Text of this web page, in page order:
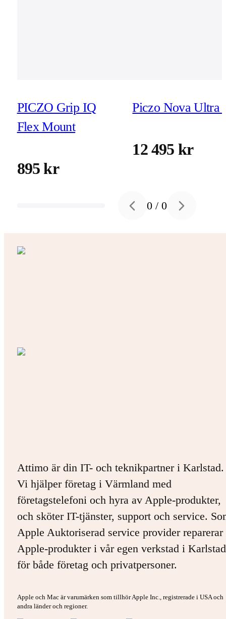
PICZO Grip IQ
Flex Mount
895 kr
Piczo Nova Ultra
12 495 kr
Previous slide
0 /0 Next slide
Attimo är din IT- och teknikpartner i Karlstad.
Vi hjälper företag i Värmland med
företagstelefoni och hyra av Apple-produkter,
och sköter IT-tjänster, support och service.
Apple Auktoriserad service provider
Apple-produkter i vår egen verkstad i
för både företag och privatpersoner.
Apple och Mac är varumärken som tillhör Apple Inc., registrerade i USA och
andra länder och regioner.